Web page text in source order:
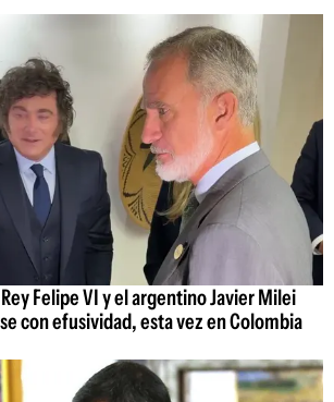
Felipe VI y el argentino Javier Milei
con efusividad, esta vez en Colombia